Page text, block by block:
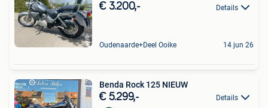
€ 3.200,- Details
Oudenaarde+Deel Ooike 14 jun 26
Benda Rock 125 NIEUW
€ 5.299,- Details